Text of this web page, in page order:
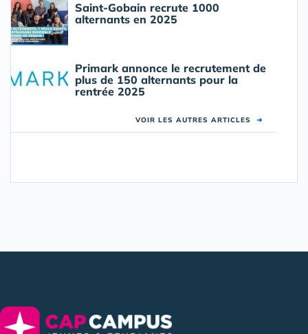
Saint-Gobain recrute 1000
alternants en 2025
Primark annonce le recrutement de
plus de 150 alternants pour la
rentrée 2025
VOIR LES AUTRES ARTICLES ➜